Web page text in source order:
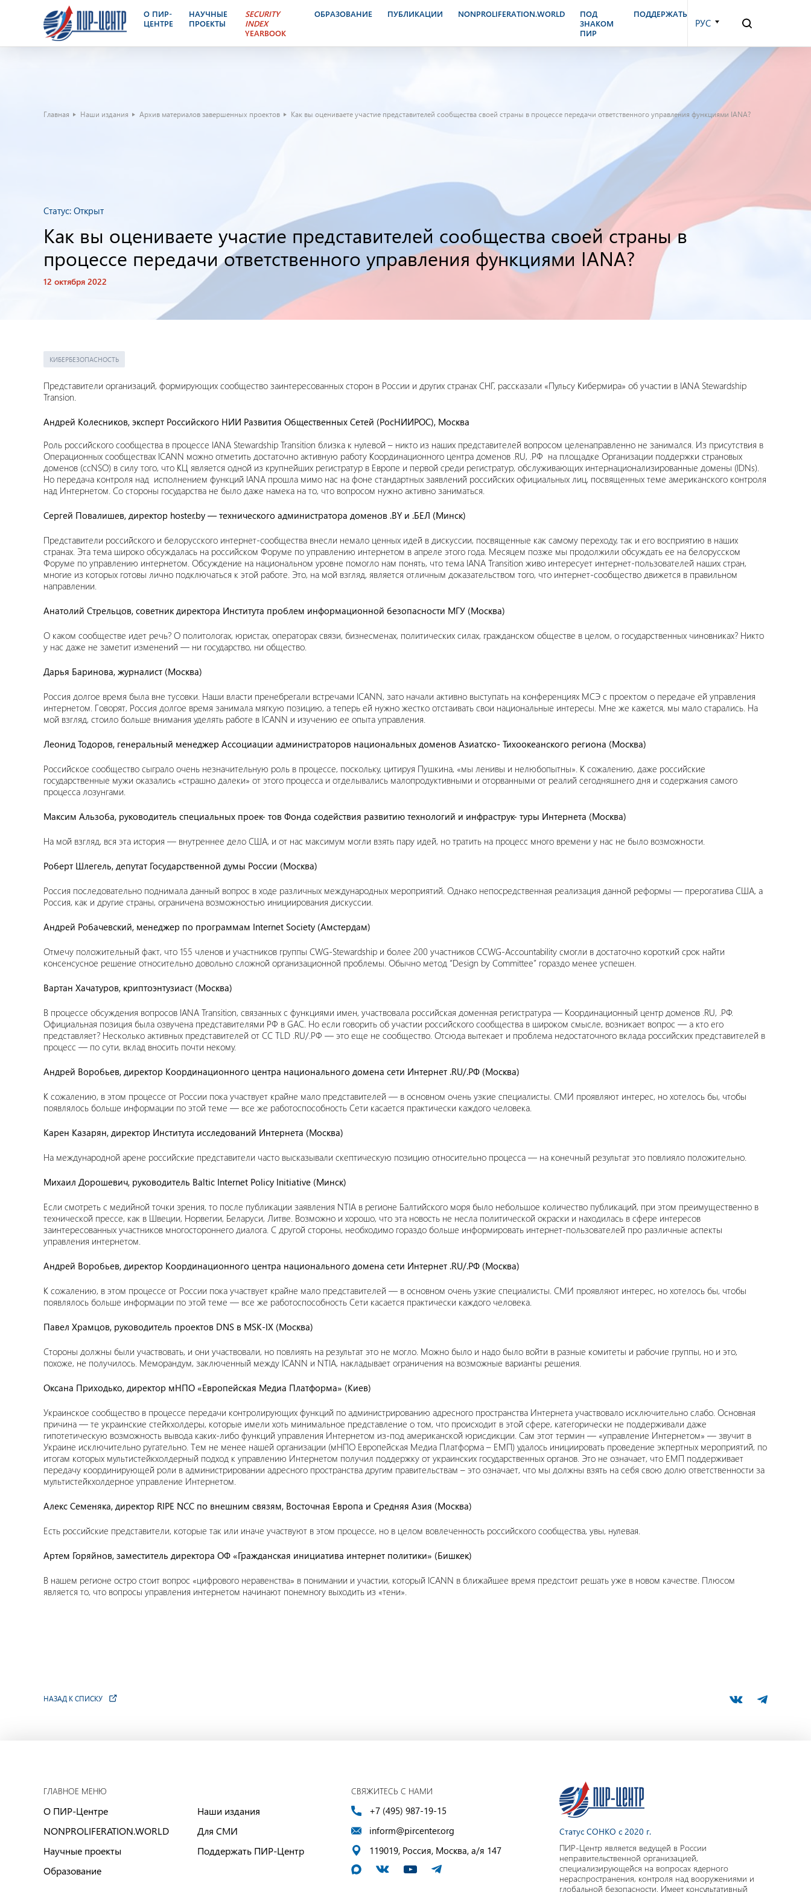
О ПИР-
ЦЕНТРЕ
НАУЧНЫЕ
ПРОЕКТЫ
SECURITY
INDEX
YEARBOOK
ОБРАЗОВАНИЕ ПУБЛИКАЦИИ NONPROLIFERATION.WORLD
ПОД
ЗНАКОМ
ПИР
ПОДДЕРЖАТЬ
РУС
Главная Наши издания Архив материалов завершенных проектов Как вы оцениваете участие представителей сообщества своей страны в процессе передачи ответственного управления функциями IANA?
Статус: Открыт
Как вы оцениваете участие представителей сообщества своей страны в
процессе передачи ответственного управления функциями IANA?
12 октября 2022
КИБЕРБЕЗОПАСНОСТЬ
Представители организаций, формирующих сообщество заинтересованных сторон в России и других странах СНГ, рассказали «Пульсу Кибермира» об участии в IANA Stewardship
Transion.
Андрей Колесников, эксперт Российского НИИ Развития Общественных Сетей (РосНИИРОС), Москва
Роль российского сообщества в процессе IANA Stewardship Transition близка к нулевой – никто из наших представителей вопросом целенаправленно не занимался. Из присутствия в
Операционных сообществах ICANN можно отметить достаточно активную работу Координационного центра доменов .RU, .РФ на площадке Организации поддержки страновых
доменов (ccNSO) в силу того, что КЦ является одной из крупнейших регистратур в Европе и первой среди регистратур, обслуживающих интернационализированные домены (IDNs).
Но передача контроля над исполнением функций IANA прошла мимо нас на фоне стандартных заявлений российских официальных лиц, посвященных теме американского контроля
над Интернетом. Со стороны государства не было даже намека на то, что вопросом нужно активно заниматься.
Сергей Повалишев, директор hoster.by — технического администратора доменов .BY и .БЕЛ (Минск)
Представители российского и белорусского интернет-сообщества внесли немало ценных идей в дискуссии, посвященные как самому переходу, так и его восприятию в наших
странах. Эта тема широко обсуждалась на российском Форуме по управлению интернетом в апреле этого года. Месяцем позже мы продолжили обсуждать ее на белорусском
Форуме по управлению интернетом. Обсуждение на национальном уровне помогло нам понять, что тема IANA Transition живо интересует интернет-пользователей наших стран,
многие из которых готовы лично подключаться к этой работе. Это, на мой взгляд, является отличным доказательством того, что интернет-сообщество движется в правильном
направлении.
Анатолий Стрельцов, советник директора Института проблем информационной безопасности МГУ (Москва)
О каком сообществе идет речь? О политологах, юристах, операторах связи, бизнесменах, политических силах, гражданском обществе в целом, о государственных чиновниках? Никто
у нас даже не заметит изменений — ни государство, ни общество.
Дарья Баринова, журналист (Москва)
Россия долгое время была вне тусовки. Наши власти пренебрегали встречами ICANN, зато начали активно выступать на конференциях МСЭ с проектом о передаче ей управления
интернетом. Говорят, Россия долгое время занимала мягкую позицию, а теперь ей нужно жестко отстаивать свои национальные интересы. Мне же кажется, мы мало старались. На
мой взгляд, стоило больше внимания уделять работе в ICANN и изучению ее опыта управления.
Леонид Тодоров, генеральный менеджер Ассоциации администраторов национальных доменов Азиатско- Тихоокеанского региона (Москва)
Российское сообщество сыграло очень незначительную роль в процессе, поскольку, цитируя Пушкина, «мы ленивы и нелюбопытны». К сожалению, даже российские
государственные мужи оказались «страшно далеки» от этого процесса и отделывались малопродуктивными и оторванными от реалий сегодняшнего дня и содержания самого
процесса лозунгами.
Максим Альзоба, руководитель специальных проек- тов Фонда содействия развитию технологий и инфраструк- туры Интернета (Москва)
На мой взгляд, вся эта история — внутреннее дело США, и от нас максимум могли взять пару идей, но тратить на процесс много времени у нас не было возможности.
Роберт Шлегель, депутат Государственной думы России (Москва)
Россия последовательно поднимала данный вопрос в ходе различных международных мероприятий. Однако непосредственная реализация данной реформы — прерогатива США, а
Россия, как и другие страны, ограничена возможностью инициирования дискуссии.
Андрей Робачевский, менеджер по программам Internet Society (Амстердам)
Отмечу положительный факт, что 155 членов и участников группы CWG-Stewardship и более 200 участников CCWG-Accountability смогли в достаточно короткий срок найти
консенсусное решение относительно довольно сложной организационной проблемы. Обычно метод “Design by Committee” гораздо менее успешен.
Вартан Хачатуров, криптоэнтузиаст (Москва)
В процессе обсуждения вопросов IANA Transition, связанных с функциями имен, участвовала российская доменная регистратура — Координационный центр доменов .RU, .РФ.
Официальная позиция была озвучена представителями РФ в GAC. Но если говорить об участии российского сообщества в широком смысле, возникает вопрос — а кто его
представляет? Несколько активных представителей от CC TLD .RU/.РФ — это еще не сообщество. Отсюда вытекает и проблема недостаточного вклада российских представителей в
процесс — по сути, вклад вносить почти некому.
Андрей Воробьев, директор Координационного центра национального домена сети Интернет .RU/.РФ (Москва)
К сожалению, в этом процессе от России пока участвует крайне мало представителей — в основном очень узкие специалисты. СМИ проявляют интерес, но хотелось бы, чтобы
появлялось больше информации по этой теме — все же работоспособность Сети касается практически каждого человека.
Карен Казарян, директор Института исследований Интернета (Москва)
На международной арене российские представители часто высказывали скептическую позицию относительно процесса — на конечный результат это повлияло положительно.
Михаил Дорошевич, руководитель Baltic Internet Policy Initiative (Минск)
Если смотреть с медийной точки зрения, то после публикации заявления NTIA в регионе Балтийского моря было небольшое количество публикаций, при этом преимущественно в
технической прессе, как в Швеции, Норвегии, Беларуси, Литве. Возможно и хорошо, что эта новость не несла политической окраски и находилась в сфере интересов
заинтересованных участников многостороннего диалога. С другой стороны, необходимо гораздо больше информировать интернет-пользователей про различные аспекты
управления интернетом.
Андрей Воробьев, директор Координационного центра национального домена сети Интернет .RU/.РФ (Москва)
К сожалению, в этом процессе от России пока участвует крайне мало представителей — в основном очень узкие специалисты. СМИ проявляют интерес, но хотелось бы, чтобы
появлялось больше информации по этой теме — все же работоспособность Сети касается практически каждого человека.
Павел Храмцов, руководитель проектов DNS в MSK-IX (Москва)
Стороны должны были участвовать, и они участвовали, но повлиять на результат это не могло. Можно было и надо было войти в разные комитеты и рабочие группы, но и это,
похоже, не получилось. Меморандум, заключенный между ICANN и NTIA, накладывает ограничения на возможные варианты решения.
Оксана Приходько, директор мНПО «Европейская Медиа Платформа» (Киев)
Украинское сообщество в процессе передачи контролирующих функций по администрированию адресного пространства Интернета участвовало исключительно слабо. Основная
причина — те украинские стейкхолдеры, которые имели хоть минимальное представление о том, что происходит в этой сфере, категорически не поддерживали даже
гипотетическую возможность вывода каких-либо функций управления Интернетом из-под американской юрисдикции. Сам этот термин — «управление Интернетом» — звучит в
Украине исключительно ругательно. Тем не менее нашей организации (мНПО Европейская Медиа Платформа – ЕМП) удалось инициировать проведение экпертных мероприятий, по
итогам которых мультистейкхолдерный подход к управлению Интернетом получил поддержку от украинских государственных органов. Это не означает, что ЕМП поддерживает
передачу координирующей роли в администрировании адресного пространства другим правительствам – это означает, что мы должны взять на себя свою долю ответственности за
мультистейкхолдерное управление Интернетом.
Алекс Семеняка, директор RIPE NCC по внешним связям, Восточная Европа и Средняя Азия (Москва)
Есть российские представители, которые так или иначе участвуют в этом процессе, но в целом вовлеченность российского сообщества, увы, нулевая.
Артем Горяйнов, заместитель директора ОФ «Гражданская инициатива интернет политики» (Бишкек)
В нашем регионе остро стоит вопрос «цифрового неравенства» в понимании и участии, который ICANN в ближайшее время предстоит решать уже в новом качестве. Плюсом
является то, что вопросы управления интернетом начинают понемногу выходить из «тени».
НАЗАД К СПИСКУ
ГЛАВНОЕ МЕНЮ
О ПИР-Центре
NONPROLIFERATION.WORLD
Научные проекты
Образование
Наши издания
Для СМИ
Поддержать ПИР-Центр
СВЯЖИТЕСЬ С НАМИ
+7 (495) 987-19-15
inform@pircenter.org
119019, Россия, Москва, а/я 147
Статус СОНКО с 2020 г.
ПИР-Центр является ведущей в России
неправительственной организацией,
специализирующейся на вопросах ядерного
нераспространения, контроля над вооружениями и
глобальной безопасности. Имеет консультативный